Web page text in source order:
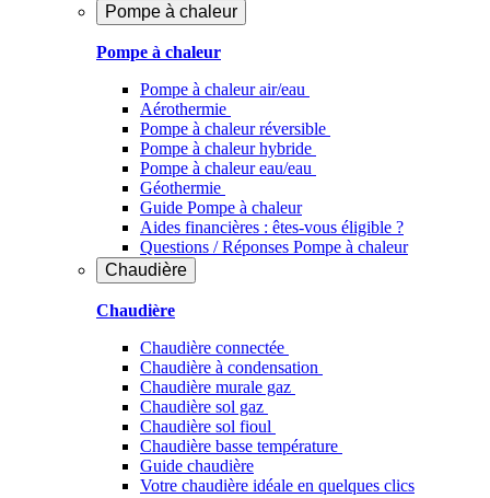
Pompe à chaleur
Pompe à chaleur
Pompe à chaleur air/eau
Aérothermie
Pompe à chaleur réversible
Pompe à chaleur hybride
Pompe à chaleur​ eau/eau
Géothermie
Guide Pompe à chaleur
Aides financières : êtes-vous éligible ?
Questions / Réponses Pompe à chaleur
Chaudière
Chaudière
Chaudière connectée
Chaudière à condensation
Chaudière murale gaz
Chaudière sol gaz
Chaudière sol fioul
Chaudière basse température
Guide chaudière
Votre chaudière idéale en quelques clics